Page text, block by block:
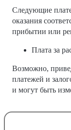
Следующие
оказания
прибытии или
Плата за
Возможно,
платежей и
и могут быть